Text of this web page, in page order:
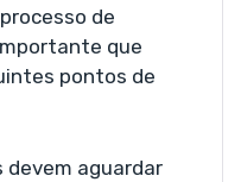
de
que
pontos de
devem aguardar